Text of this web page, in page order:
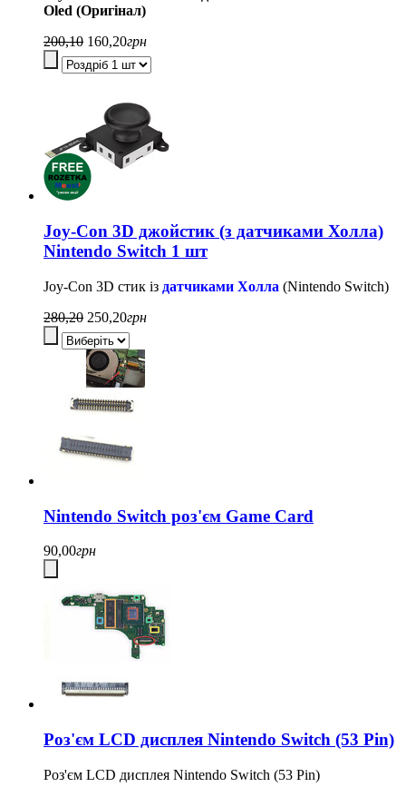
Oled (Оригінал)
200,10 160,20грн
Joy-Con 3D джойстик (з датчиками Холла)
Nintendo Switch 1 шт
Joy-Con 3D стик із датчиками Холла (Nintendo Switch)
280,20 250,20грн
Nintendo Switch роз'єм Game Card
90,00грн
Роз'єм LCD дисплея Nintendo Switch (53 Pin)
Роз'єм LCD дисплея Nintendo Switch (53 Pin)